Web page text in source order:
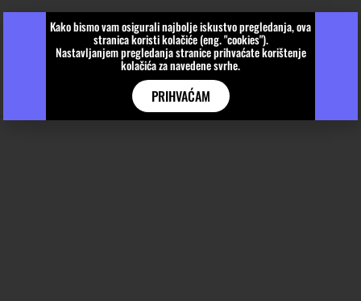
Kako bismo vam osigurali najbolje iskustvo pregledanja, ova
stranica koristi kolačiće (eng. "cookies").
Nastavljanjem pregledanja stranice prihvaćate korištenje
kolačića za navedene svrhe.
PRIHVAĆAM